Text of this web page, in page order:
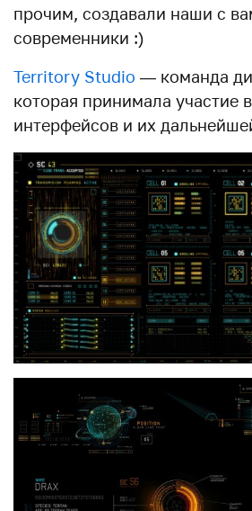
прочим, создавали наши с
современники :)
Territory Studio — команда
которая принимала участие
интерфейсов и их